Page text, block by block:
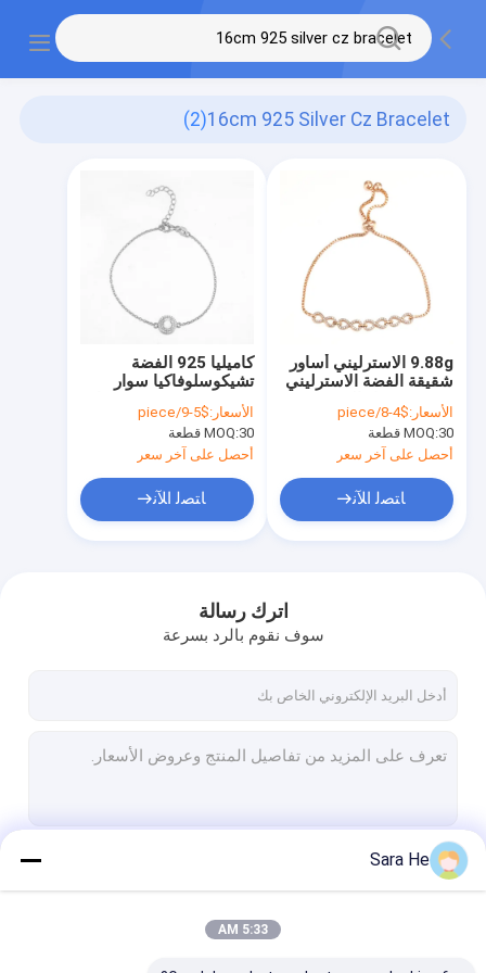
16cm 925 Silver Cz Bracelet
(2)
كاميليا 925 الفضة
تشيكوسلوفاكيا سوار
رجالي
الأسعار:$5-9/piece
MOQ:30 قطعة
أحصل على آخر سعر
ﺎﺘﺼﻟ ﺍﻶﻧ
9.88g الاسترليني أساور
شقيقة الفضة الاسترليني
الوردي مايكل كورس
الأسعار:$4-8/piece
MOQ:30 قطعة
أحصل على آخر سعر
ﺎﺘﺼﻟ ﺍﻶﻧ
اترك رسالة
سوف نقوم بالرد بسرعة
Sara He
5:33 AM